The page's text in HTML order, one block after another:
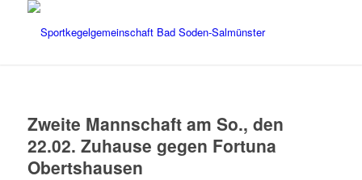
Zweite Mannschaft am So., den
22.02. Zuhause gegen Fortuna
Obertshausen